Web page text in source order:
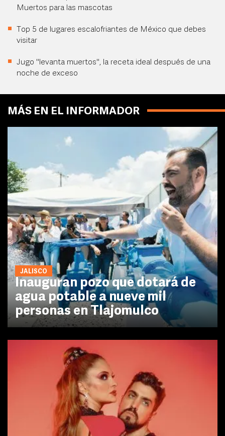
Muertos para las mascotas
Top 5 de lugares escalofriantes de México que debes
visitar
Jugo "levanta muertos", la receta ideal después de una
noche de exceso
MÁS EN EL INFORMADOR
JALISCO
Inauguran pozo que dotará de
agua potable a nueve mil
personas en Tlajomulco